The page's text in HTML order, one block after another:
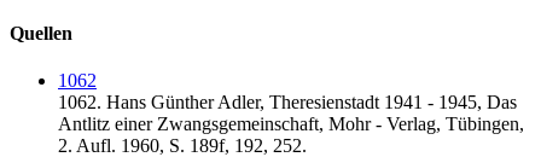
Quellen
1062
1062. Hans Günther Adler, Theresienstadt 1941 - 1945, Das
Antlitz einer Zwangsgemeinschaft, Mohr - Verlag, Tübingen,
2. Aufl. 1960, S. 189f, 192, 252.